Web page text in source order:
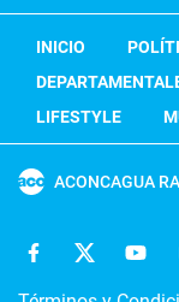
INICIO
LIFESTYLE
ACONCAGUA